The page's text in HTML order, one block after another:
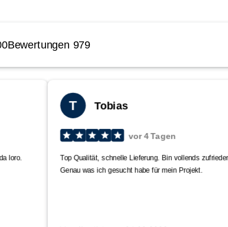
leichten Grat aufweisen. Maßtoleranzen: Breite +/- 2 mm Längen